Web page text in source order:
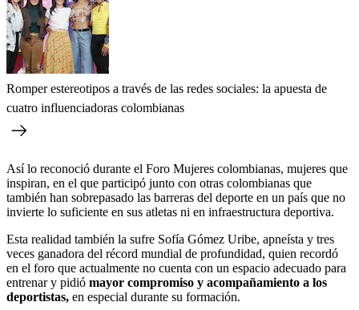
Romper estereotipos a través de las redes sociales: la apuesta de
cuatro influenciadoras colombianas
Así lo reconoció durante el Foro Mujeres colombianas, mujeres que
inspiran, en el que participó junto con otras colombianas que
también han sobrepasado las barreras del deporte en un país que no
invierte lo suficiente en sus atletas ni en infraestructura deportiva.
Esta realidad también la sufre Sofía Gómez Uribe, apneísta y tres
veces ganadora del récord mundial de profundidad, quien recordó
en el foro que actualmente no cuenta con un espacio adecuado para
entrenar y pidió mayor compromiso y acompañamiento a los
deportistas, en especial durante su formación.